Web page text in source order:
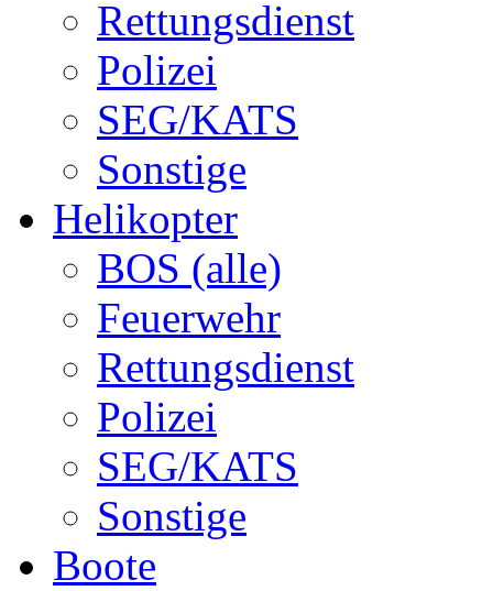
Rettungsdienst
Polizei
SEG/KATS
Sonstige
Helikopter
BOS (alle)
Feuerwehr
Rettungsdienst
Polizei
SEG/KATS
Sonstige
Boote